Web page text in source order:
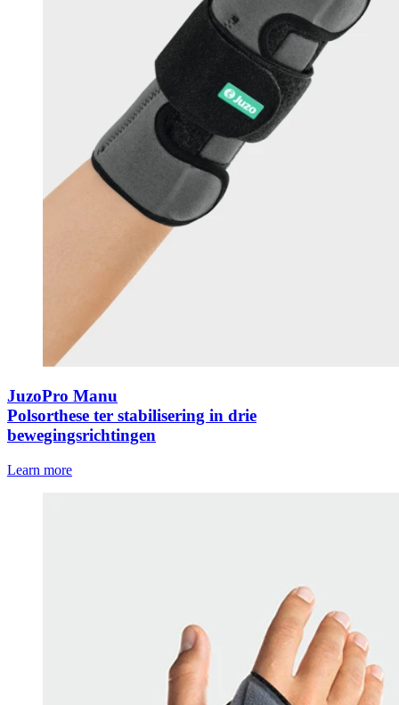
JuzoPro Manu
Polsorthese ter stabilisering in drie
bewegingsrichtingen
Learn more